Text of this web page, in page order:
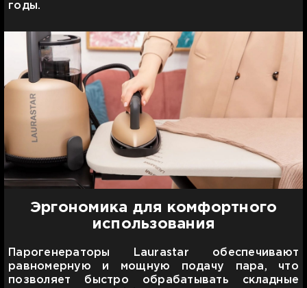
годы.
Эргономика для комфортного
использования
Парогенераторы Laurastar обеспечивают
равномерную и мощную подачу пара, что
позволяет быстро обрабатывать складные